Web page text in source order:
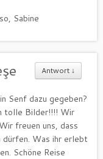
Sabine
Antwort ↓
Senf dazu gegeben?
tolle Bilder!!!! Wir
freuen uns, dass
dürfen. Was ihr erlebt
Schöne Reise